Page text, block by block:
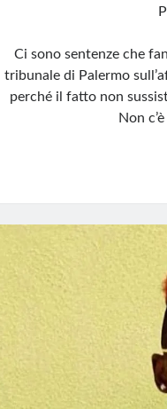
Ci sono sentenze che
tribunale di Palermo
perché il fatto non
Non